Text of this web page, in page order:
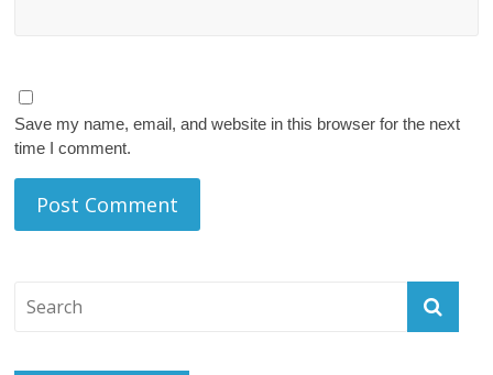
Save my name, email, and website in this browser for the next
time I comment.